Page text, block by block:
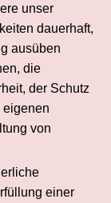
unser
dauerhaft,
ausüben
die
der Schutz
eigenen
von
einer